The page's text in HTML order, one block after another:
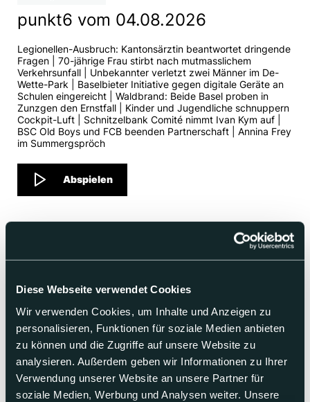
Diese Webseite verwendet Cookies
Wir verwenden Cookies, um Inhalte und Anzeigen zu
personalisieren, Funktionen für soziale Medien anbieten
zu können und die Zugriffe auf unsere Website zu
analysieren. Außerdem geben wir Informationen zu Ihrer
Verwendung unserer Website an unsere Partner für
soziale Medien, Werbung und Analysen weiter. Unsere
punkt6 vom 04.08.2026
Legionellen-Ausbruch: Kantonsärztin beantwortet dringende
Fragen | 70-jährige Frau stirbt nach mutmasslichem
Verkehrsunfall | Unbekannter verletzt zwei Männer im De-
Wette-Park | Baselbieter Initiative gegen digitale Geräte an
Schulen eingereicht | Waldbrand: Beide Basel proben in
Zunzgen den Ernstfall | Kinder und Jugendliche schnuppern
Cockpit-Luft | Schnitzelbank Comité nimmt Ivan Kym auf |
BSC Old Boys und FCB beenden Partnerschaft | Annina Frey
im Summergspröch
Abspielen